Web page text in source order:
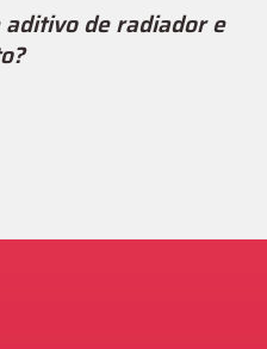
de radiador e